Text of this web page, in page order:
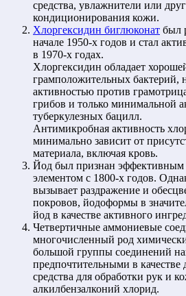
средства, увлажнители или
кондиционирования кожи.
Хлоргексидин биглюконат был
начале 1950-х годов и стал
в 1970-х годах.
Хлоргексидин обладает
грамположительных бактерий,
активностью против
грибов и только минимальной
туберкулезных бацилл.
Антимикробная активность
минимально зависит от
материала, включая кровь.
Йод был признан
элементом с 1800-х годов.
вызывает раздражение и
покровов, йодоформы в
йод в качестве активного
Четвертичные аммониевые
многочисленный род
большой группы соединений
предпочтительными в
средства для обработки рук и
алкилбензалконий хлорид.